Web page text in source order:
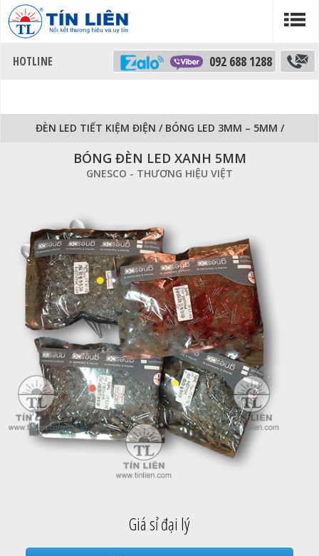
092 688 1288
ĐÈN LED TIẾT KIỆM ĐIỆN / BÓNG LED 3MM – 5MM /
BÓNG ĐÈN LED XANH 5MM
GNESCO - THƯƠNG HIỆU VIỆT
Giá sỉ đại lý